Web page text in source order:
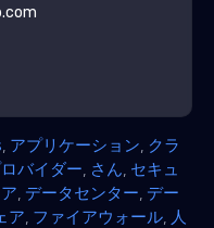
アプリケーション クラ
バイダー さん セキュ
データセンター デー
ア ファイアウォール 人